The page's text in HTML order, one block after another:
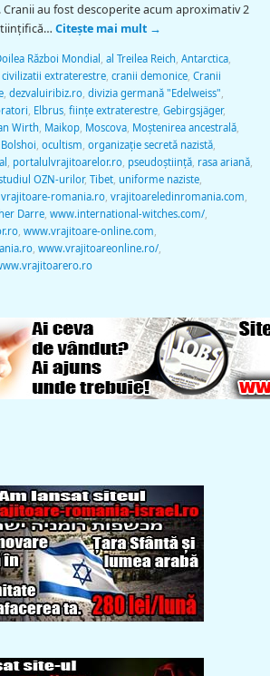
au fost descoperite acum aproximativ 2
Citește mai mult →
Război Mondial al Treilea Reich Antarctica,
civilizatii extraterestre, cranii demonice, Cranii
, dezvaluiribiz.ro, divizia germană "Edelweiss"
Elbrus, fiinţe extraterestre, Gebirgsjäger,
Wirth Maikop, Moscova, Moştenirea ancestrală,
ocultism organizație secretă nazistă,
portalulvrajitoarelor.ro, pseudoştiinţă, rasa ariană,
OZN-urilor, Tibet, uniforme naziste,
vrajitoare-romania.ro, vrajitoareledinromania.com
Darre, www.international-witches.com/,
, www.vrajitoare-online.com
, www.vrajitoareonline.ro/,